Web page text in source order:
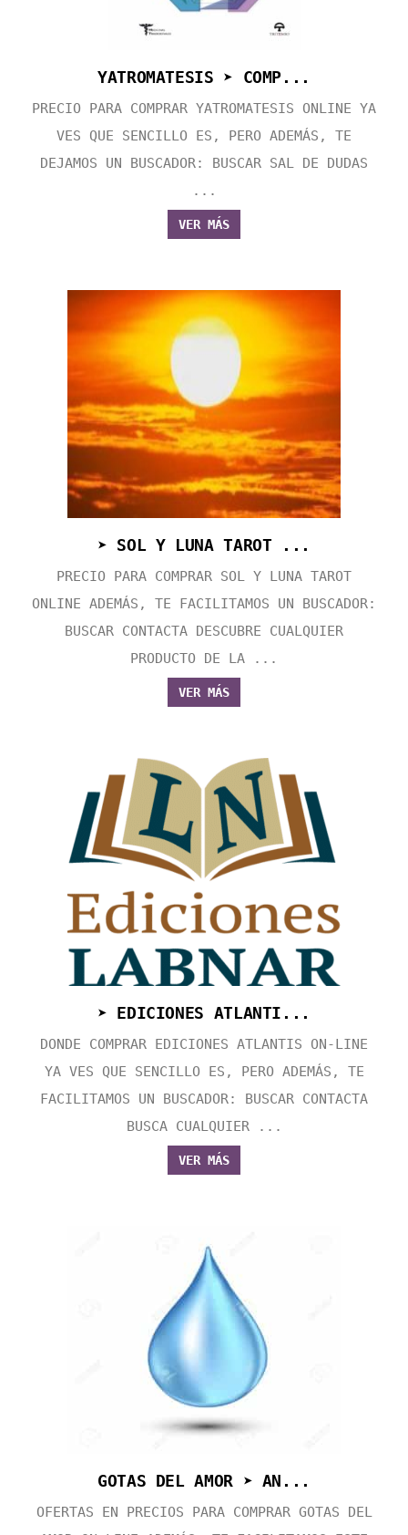
YATROMATESIS ➤ COMP...
PRECIO PARA COMPRAR YATROMATESIS ONLINE YA
VES QUE SENCILLO ES, PERO ADEMÁS, TE
DEJAMOS UN BUSCADOR: BUSCAR SAL DE DUDAS
...
VER MÁS
➤ SOL Y LUNA TAROT ...
PRECIO PARA COMPRAR SOL Y LUNA TAROT
ONLINE ADEMÁS, TE FACILITAMOS UN BUSCADOR:
BUSCAR CONTACTA DESCUBRE CUALQUIER
PRODUCTO DE LA ...
VER MÁS
➤ EDICIONES ATLANTI...
DONDE COMPRAR EDICIONES ATLANTIS ON-LINE
YA VES QUE SENCILLO ES, PERO ADEMÁS, TE
FACILITAMOS UN BUSCADOR: BUSCAR CONTACTA
BUSCA CUALQUIER ...
VER MÁS
GOTAS DEL AMOR ➤ AN...
OFERTAS EN PRECIOS PARA COMPRAR GOTAS DEL